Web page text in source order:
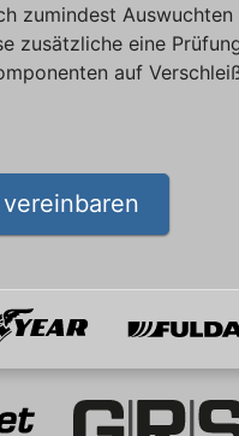
zumindest Auswuchten
zusätzliche eine
auf
GRS